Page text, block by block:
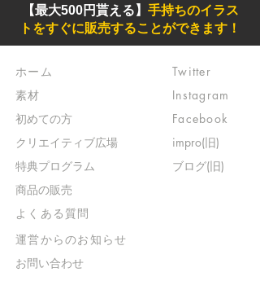
【最大500円貰える】 手持ちのイラス
トをすぐに販売することができます！
ホーム
素材
初めての方
​クリエイティブ広場
​特典プログラム
​商品の販売
よくある質問
Twitter
Instagram
Facebook
impro(旧)​
ブログ(旧)
​運営からのお知らせ
お問い合わせ